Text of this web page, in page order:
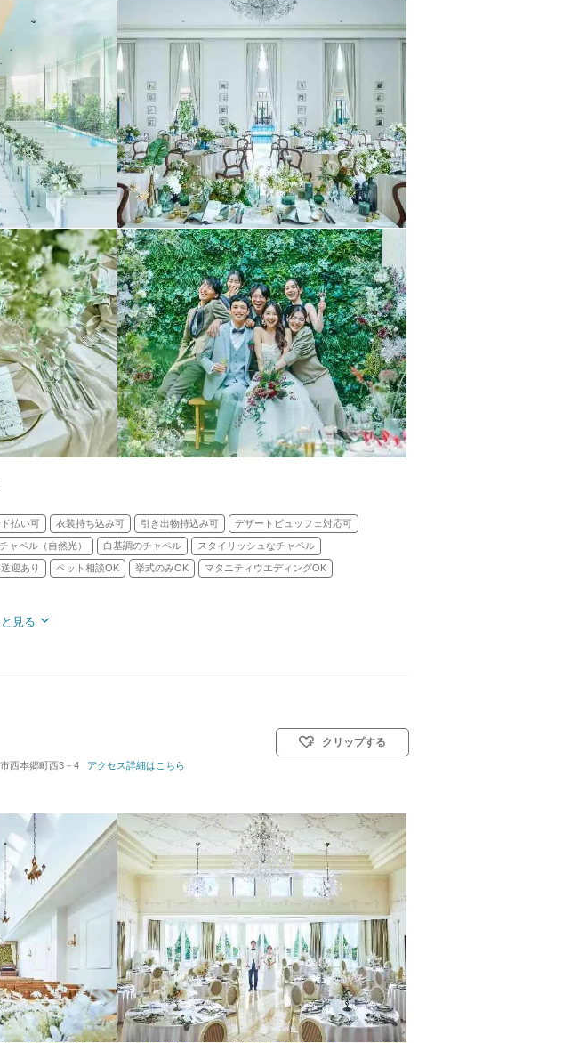
払い可 衣装持ち込み可 引き出物持込み可 デザートビュッフェ対応可
ャペル（自然光） 白基調のチャペル スタイリッシュなチャペル
迎あり ペット相談OK 挙式のみOK マタニティウエディングOK
見る
挙式スタイル: 教会式(キリスト教式)／神前式／人前式
西本郷町西3－4 アクセス詳細はこちら
クリップする